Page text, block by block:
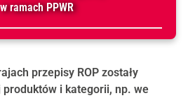
w ramach PPWR
przepisy ROP zostały
i kategorii, np. we